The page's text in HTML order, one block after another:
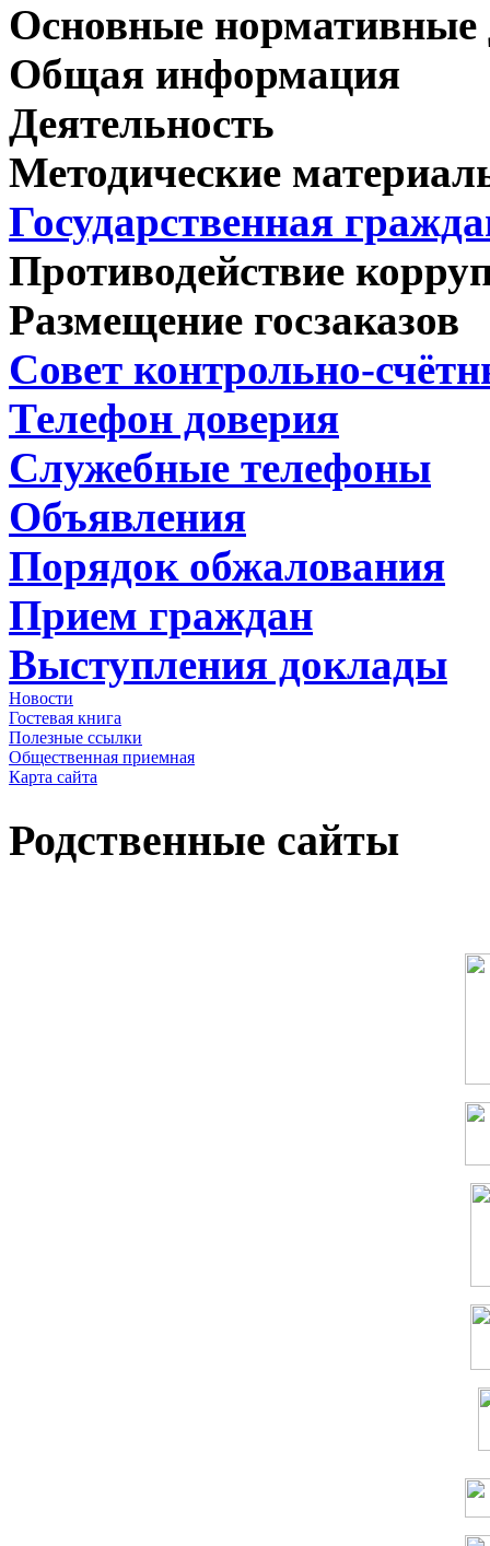
Основные нормативные
Общая информация
Деятельность
Методические
Государственная
Противодействие
Размещение госзаказов
Совет контрольно-
Телефон доверия
Служебные телефоны
Объявления
Порядок обжалования
Прием граждан
Выступления доклады
Новости
Гостевая книга
Полезные ссылки
Общественная приемная
Карта сайта
Родственные сайты